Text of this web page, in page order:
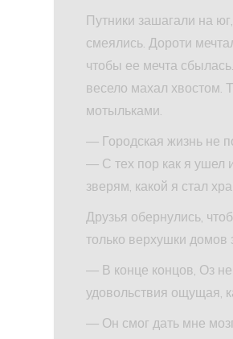
Путники зашагали на
смеялись. Дороти
чтобы ее мечта
весело махал хвостом.
мотыльками.
— Городская жизнь не
— С тех пор как я ушел
зверям, какой я стал
Друзья обернулись,
только верхушки домов
— В конце концов, Оз
удовольствия ощущая,
— Он смог дать мне